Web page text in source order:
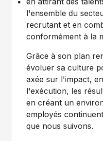
l'ensemble du
recrutant et en
conformément à la
Grâce à son plan
évoluer sa culture
axée sur l'impact,
l'exécution, les
en créant un
employés
que nous suivons.